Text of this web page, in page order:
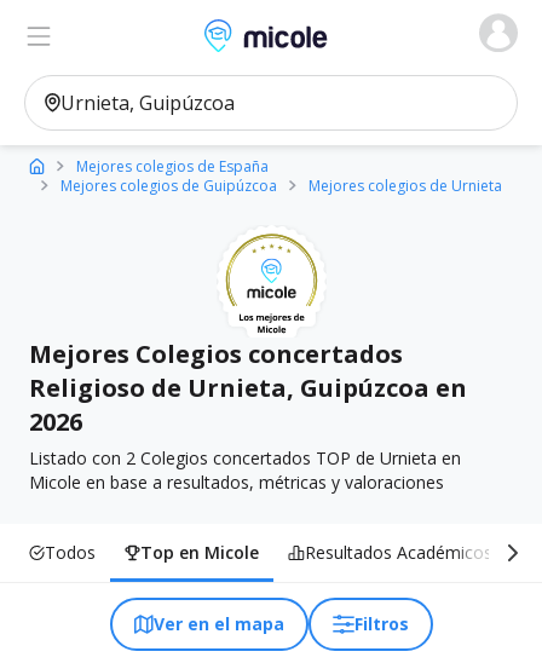
Micole, buscador de colegios
Ver en el mapa
Mejores colegios de España
Mejores colegios de Guipúzcoa
Mejores colegios de Urnieta
Mejores Colegios concertados
Religioso de Urnieta, Guipúzcoa en
2026
Listado con 2 Colegios concertados TOP de Urnieta en
Micole en base a resultados, métricas y valoraciones
Todos Top en Micole Resultados Académicos
Ver en el mapa Filtros